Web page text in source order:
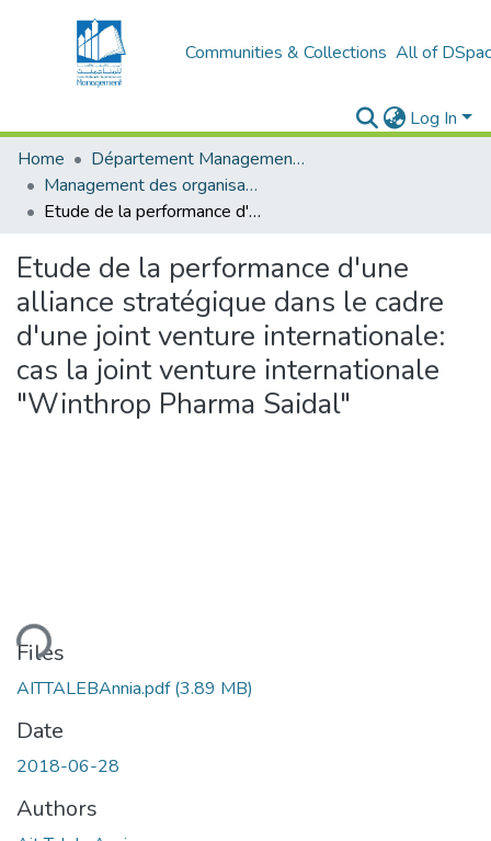
Communities & Collections All of
Log In
Home
Département Management Des Organisations
Management des organisations (MDO)
Etude de la performance d'une alliance stratégique dans le cadre d'une joint venture internationale: cas la joint venture internationale "Winthrop Pharma Saidal"
Etude de la performance d'une
alliance stratégique dans le cadre
d'une joint venture internationale:
cas la joint venture internationale
"Winthrop Pharma Saidal"
Files
AITTALEBAnnia.pdf(3.89 MB)
Date
2018-06-28
Authors